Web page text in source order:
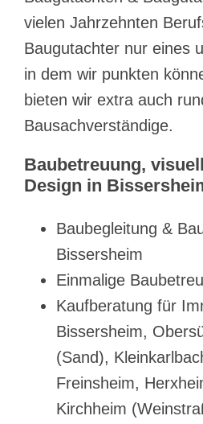
vielen Jahrzehnten
Baugutachter nur eines
in dem wir punkten
bieten wir extra auch
Bausachverständige.
Baubetreuung,
Design in
Baubegleitung &
Bissersheim
Einmalige
Kaufberatung für
Bissersheim,
(Sand),
Freinsheim,
Kirchheim